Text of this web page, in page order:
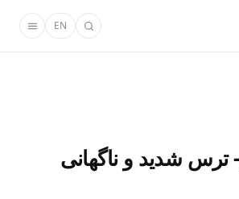
EN
ترس شدید و ناگهانی